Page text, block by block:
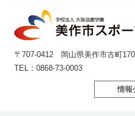
〒707-0412 岡山県美作市古町
TEL：0868-73-0003
情報